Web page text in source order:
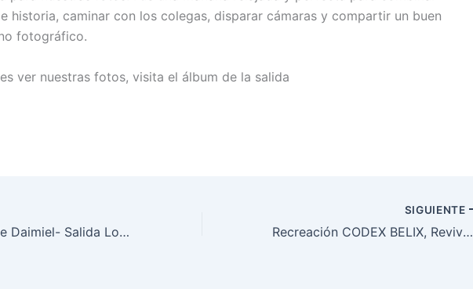
historia, caminar con los colegas, disparar cámaras y compartir un buen
fotográfico.
ver nuestras fotos, visita el álbum de la salida
Las Tablas de Daimiel- Salida Locos Por La Réflex, Abril 2025
SIGUIENTE
Recreación CODEX BELIX, Revive la historia… de cine – Salida Locos Por La Réflex, Junio 2025